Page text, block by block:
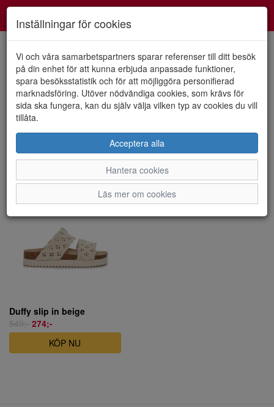
Visa filter
Dam - Duffy (1 artiklar)
Sortera efter:
Duffy slip in beige
549;- 274;-
KÖP NU
Inställningar för cookies
Vi och våra samarbetspartners sparar referenser till ditt besök
på din enhet för att kunna erbjuda anpassade funktioner,
spara besöksstatistik och för att möjliggöra personifierad
marknadsföring. Utöver nödvändiga cookies, som krävs för
sida ska fungera, kan du själv välja vilken typ av cookies du vill
tillåta.
Acceptera alla
Hantera cookies
Läs mer om cookies